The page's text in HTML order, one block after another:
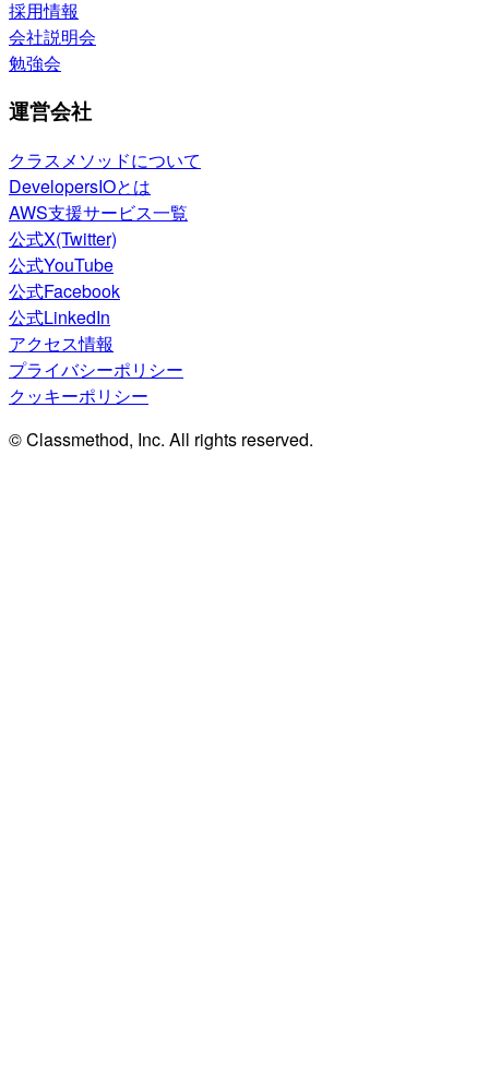
採用情報
会社説明会
勉強会
運営会社
クラスメソッドについて
DevelopersIOとは
AWS支援サービス一覧
公式X(Twitter)
公式YouTube
公式Facebook
公式LinkedIn
アクセス情報
プライバシーポリシー
クッキーポリシー
© Classmethod, Inc. All rights reserved.